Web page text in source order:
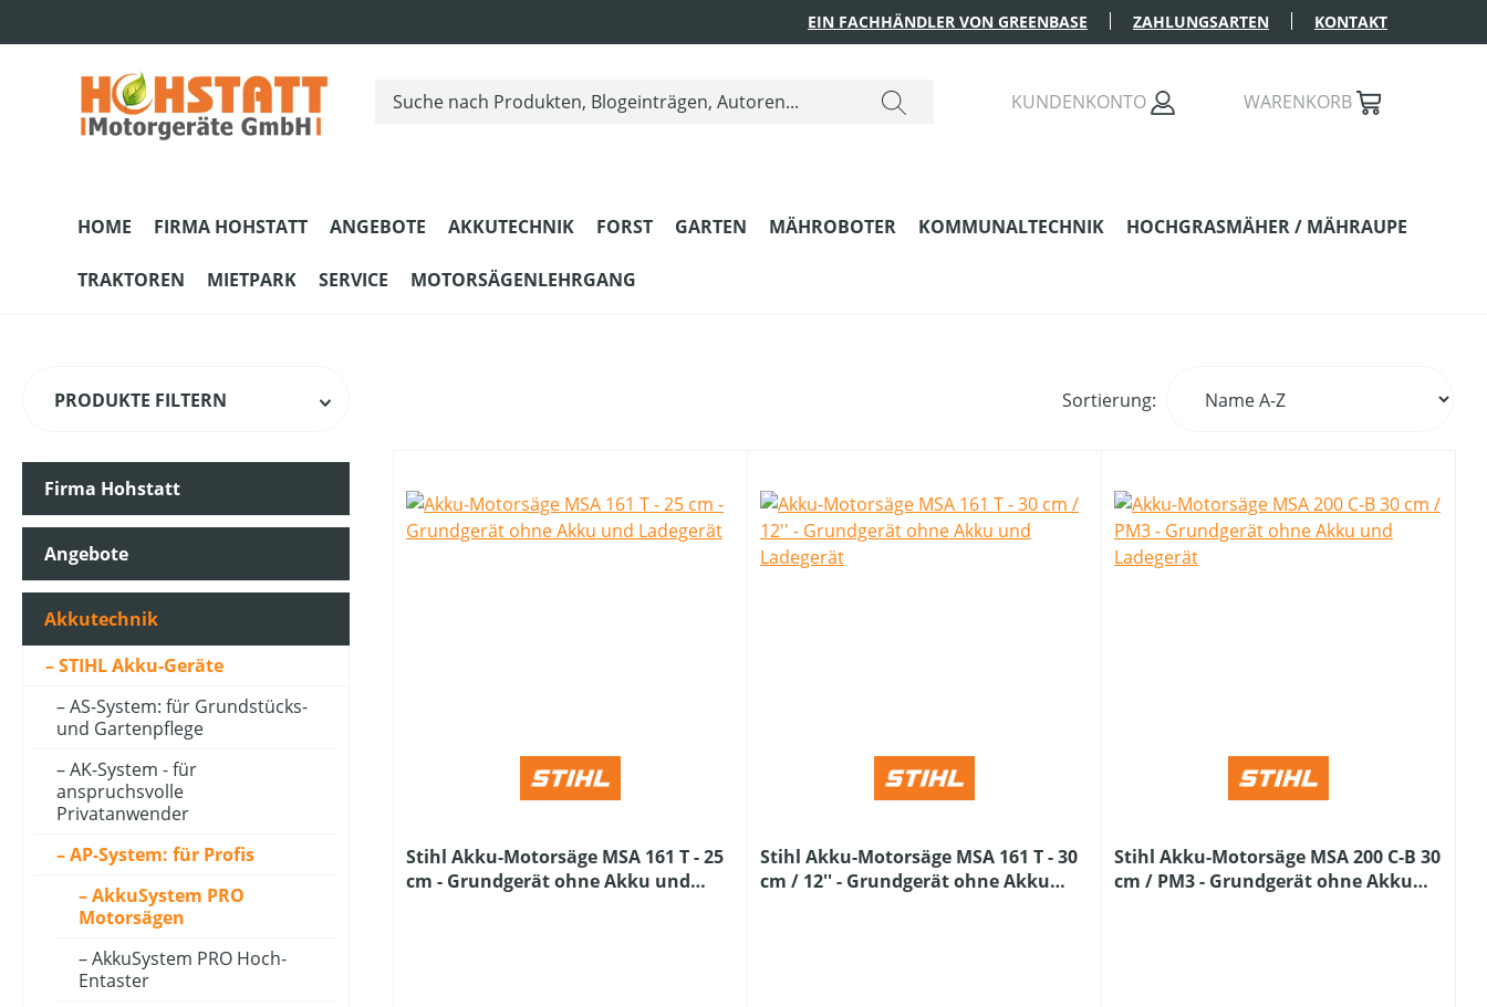
EIN FACHHÄNDLER VON GREENBASE ZAHLUNGSARTEN KONTAKT
KUNDENKONTO WARENKORB
HOME FIRMA HOHSTATT ANGEBOTE AKKUTECHNIK FORST GARTEN MÄHROBOTER KOMMUNALTECHNIK HOCHGRASMÄHER / MÄHRAUPE
TRAKTOREN MIETPARK SERVICE MOTORSÄGENLEHRGANG
PRODUKTE FILTERN
HERSTELLER
BETRIEBSART
FARBE (GERÄT)
GEEIGNET FÜR SÄGEKETTEN (IN ")
KETTENLÄNGE (IN CM)
KETTENTEILUNG (IN ")
KLASSIFIZIERUNG
Firma Hohstatt
Angebote
Akkutechnik
STIHL Akku-Geräte
AS-System: für Grundstücks-
und Gartenpflege
AK-System - für
anspruchsvolle
Privatanwender
AP-System: für Profis
AkkuSystem PRO
Motorsägen
AkkuSystem PRO Hoch-
Entaster
Sortierung:
Stihl Akku-Motorsäge MSA 161 T - 25
cm - Grundgerät ohne Akku und
Stihl Akku-Motorsäge MSA 161 T - 30
cm / 12'' - Grundgerät ohne Akku
Stihl Akku-Motorsäge MSA 200 C-B 30
cm / PM3 - Grundgerät ohne Akku